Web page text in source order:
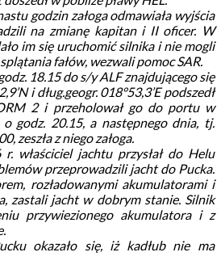
godzin załoga odmawiała wyjścia
na zmianę kapitan i II oficer. W
im się uruchomić silnika i nie mogli
fałów, wezwali pomoc SAR.
18.15 do s/y ALF znajdującego się
i dług.geogr. 018°53,3’E podszedł
2 i przeholował go do portu w
o godz. 20.15, a następnego dnia, tj.
zeszła z niego załoga.
właściciel jachtu przysłał do Helu
przeprowadzili jacht do Pucka.
rozładowanymi akumulatorami i
zastali jacht w dobrym stanie. Silnik
przywiezionego akumulatora i z
okazało się, iż kadłub nie ma